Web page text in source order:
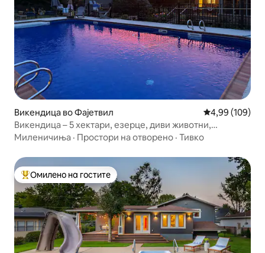
Викендица во Фајетвил Просечна
4,99 (109)
Викендица – 5 хектари, езерце, диви животни,
природа, миленици
Миленичиња · Простори на отворено · Тивко
Меѓу најуспешните „Омилени на гостите“
Омилено на гостите